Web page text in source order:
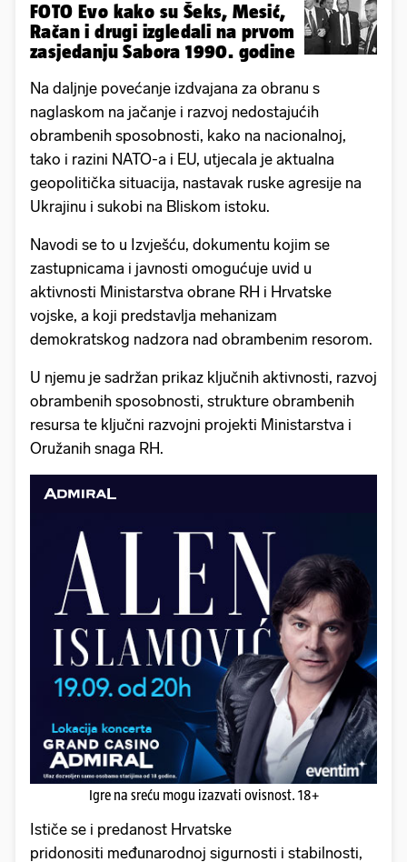
FOTO Evo kako su Šeks, Mesić,
Račan i drugi izgledali na prvom
zasjedanju Sabora 1990. godine
Na daljnje povećanje izdvajana za obranu s
naglaskom na jačanje i razvoj nedostajućih
obrambenih sposobnosti, kako na nacionalnoj,
tako i razini NATO-a i EU, utjecala je aktualna
geopolitička situacija, nastavak ruske agresije na
Ukrajinu i sukobi na Bliskom istoku.
Navodi se to u Izvješću, dokumentu kojim se
zastupnicama i javnosti omogućuje uvid u
aktivnosti Ministarstva obrane RH i Hrvatske
vojske, a koji predstavlja mehanizam
demokratskog nadzora nad obrambenim resorom.
U njemu je sadržan prikaz ključnih aktivnosti, razvoj
obrambenih sposobnosti, strukture obrambenih
resursa te ključni razvojni projekti Ministarstva i
Oružanih snaga RH.
Igre na sreću mogu izazvati ovisnost. 18+
Ističe se i predanost Hrvatske
pridonositi međunarodnoj sigurnosti i stabilnosti,